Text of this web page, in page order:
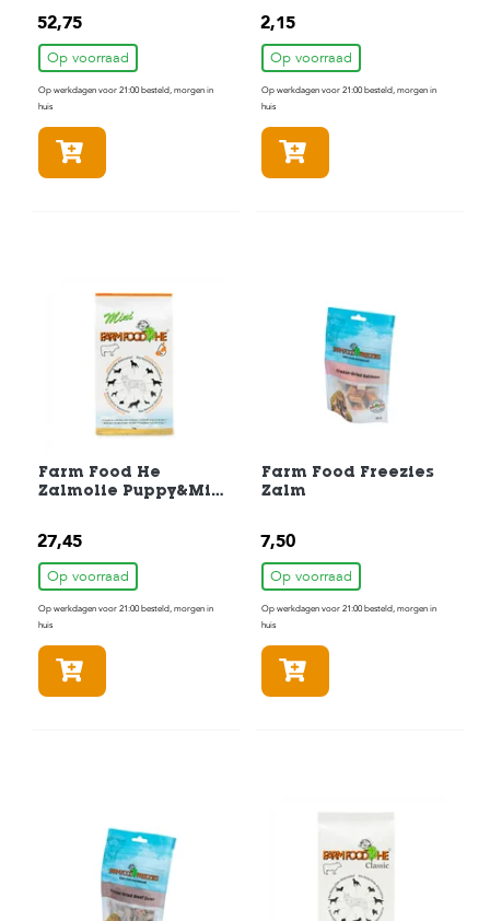
52,75
Op voorraad
Op werkdagen voor 21:00 besteld, morgen in
huis
2,15
Op voorraad
Op werkdagen voor 21:00 besteld, morgen in
huis
Farm Food He
Zalmolie Puppy&Mini
27,45
Op voorraad
Op werkdagen voor 21:00 besteld, morgen in
huis
Farm Food Freezies
Zalm
7,50
Op voorraad
Op werkdagen voor 21:00 besteld, morgen in
huis